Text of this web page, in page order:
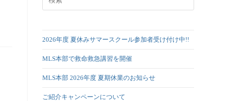
2026年度 夏休みサマースクール参加者受け付け中!!
MLS本部で救命救急講習を開催
MLS本部 2026年度 夏期休業のお知らせ
ご紹介キャンペーンについて